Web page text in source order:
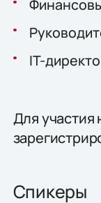
IT-
Для
Спикеры